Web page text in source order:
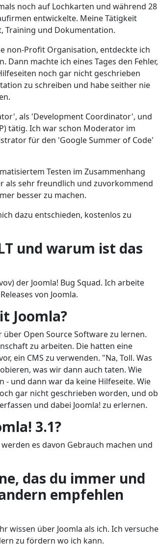
noch auf Lochkarten und während 28
entwickelte. Meine Tätigkeit
Training und Dokumentation.
non-Profit Organisation, entdeckte ich
machte ich eines Tages den Fehler,
noch gar nicht geschrieben
zu schreiben und habe seither nie
als 'Development Coordinator', und
tätig. Ich war schon Moderator im
für den 'Google Summer of Code'
Testen im Zusammenhang
als sehr freundlich und zuvorkommend
besser zu machen.
dazu entschieden, kostenlos zu
und warum ist das
der Joomla! Bug Squad. Ich arbeite
von Joomla.
Joomla?
Open Source Software zu lernen.
zu arbeiten. Die hatten eine
ein CMS zu verwenden. "Na, Toll. Was
was wir dann auch taten. Wie
- und dann war da keine Hilfeseite. Wie
gar nicht geschrieben worden, und ob
und dabei Joomla! zu erlernen.
3.1?
es davon Gebrauch machen und
das du immer und
empfehlen
wissen über Joomla als ich. Ich versuche
zu fördern wo ich kann.